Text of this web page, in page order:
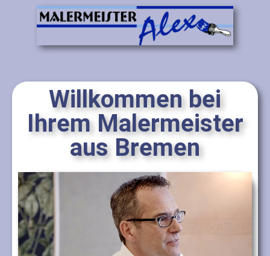
Willkommen bei
Ihrem Malermeister
aus Bremen